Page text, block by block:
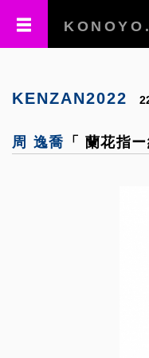
KONOYO
KENZAN2022
周 逸喬 「 蘭花指ー